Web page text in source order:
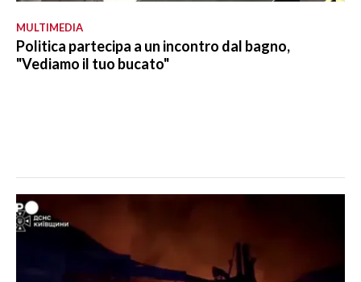
MULTIMEDIA
Politica partecipa a un incontro dal bagno,
"Vediamo il tuo bucato"